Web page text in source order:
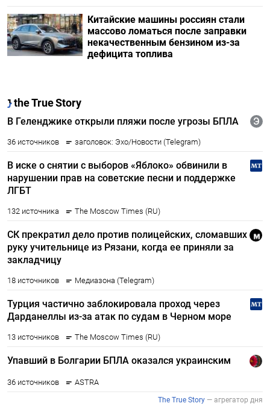
Китайские машины россиян стали
массово ломаться после заправки
некачественным бензином из-за
дефицита топлива